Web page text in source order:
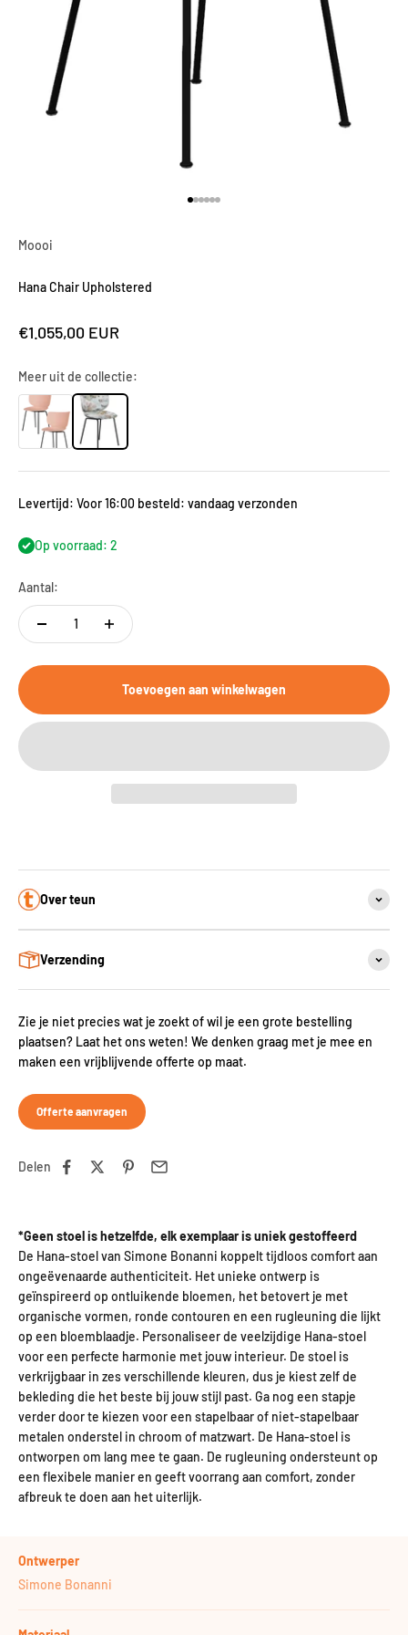
Moooi
Hana Chair Upholstered
Aanbiedingsprijs
€1.055,00 EUR
Meer uit de collectie:
Levertijd: Voor 16:00 besteld: vandaag verzonden
Op voorraad: 2
Aantal:
Toevoegen aan winkelwagen
Over teun
Verzending
Zie je niet precies wat je zoekt of wil je een grote bestelling
plaatsen? Laat het ons weten! We denken graag met je mee en
maken een vrijblijvende offerte op maat.
Offerte aanvragen
Delen
*Geen stoel is hetzelfde, elk exemplaar is uniek gestoffeerd
De Hana-stoel van Simone Bonanni koppelt tijdloos comfort aan
ongeëvenaarde authenticiteit. Het unieke ontwerp is
geïnspireerd op ontluikende bloemen, het betovert je met
organische vormen, ronde contouren en een rugleuning die lijkt
op een bloemblaadje. Personaliseer de veelzijdige Hana-stoel
voor een perfecte harmonie met jouw interieur. De stoel is
verkrijgbaar in zes verschillende kleuren, dus je kiest zelf de
bekleding die het beste bij jouw stijl past. Ga nog een stapje
verder door te kiezen voor een stapelbaar of niet-stapelbaar
metalen onderstel in chroom of matzwart. De Hana-stoel is
ontworpen om lang mee te gaan. De rugleuning ondersteunt op
een flexibele manier en geeft voorrang aan comfort, zonder
afbreuk te doen aan het uiterlijk.
Ontwerper
Simone Bonanni